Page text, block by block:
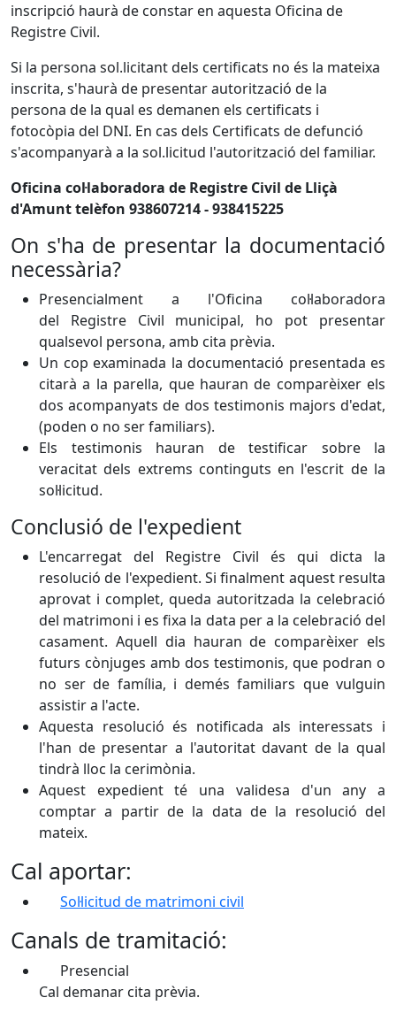
inscripció haurà de constar en aquesta Oficina de
Registre Civil.
Si la persona sol.licitant dels certificats no és la mateixa
inscrita, s'haurà de presentar autorització de la
persona de la qual es demanen els certificats i
fotocòpia del DNI. En cas dels Certificats de defunció
s'acompanyarà a la sol.licitud l'autorització del familiar.
Oficina col·laboradora de Registre Civil de Lliçà
d'Amunt telèfon 938607214 - 938415225
On s'ha de presentar la documentació
necessària?
Presencialment a l'Oficina col·laboradora
del Registre Civil municipal, ho pot presentar
qualsevol persona, amb cita prèvia.
Un cop examinada la documentació presentada es
citarà a la parella, que hauran de comparèixer els
dos acompanyats de dos testimonis majors d'edat,
(poden o no ser familiars).
Els testimonis hauran de testificar sobre la
veracitat dels extrems continguts en l'escrit de la
sol·licitud.
Conclusió de l'expedient
L'encarregat del Registre Civil és qui dicta la
resolució de l'expedient. Si finalment aquest resulta
aprovat i complet, queda autoritzada la celebració
del matrimoni i es fixa la data per a la celebració del
casament. Aquell dia hauran de comparèixer els
futurs cònjuges amb dos testimonis, que podran o
no ser de família, i demés familiars que vulguin
assistir a l'acte.
Aquesta resolució és notificada als interessats i
l'han de presentar a l'autoritat davant de la qual
tindrà lloc la cerimònia.
Aquest expedient té una validesa d'un any a
comptar a partir de la data de la resolució del
mateix.
Cal aportar:
Sol·licitud de matrimoni civil
Canals de tramitació:
Presencial
Cal demanar cita prèvia.